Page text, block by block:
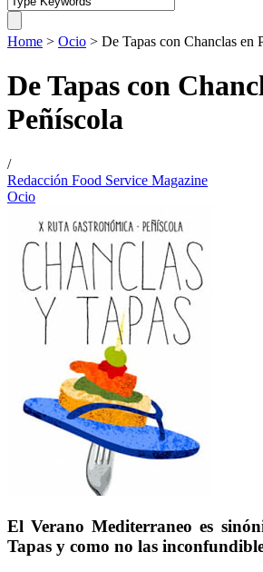
Home > Ocio > De Tapas con Chanclas en
De Tapas con
Peñíscola
/
Redacción Food Service Magazine
Ocio
El Verano Mediterraneo es
Tapas y como no las